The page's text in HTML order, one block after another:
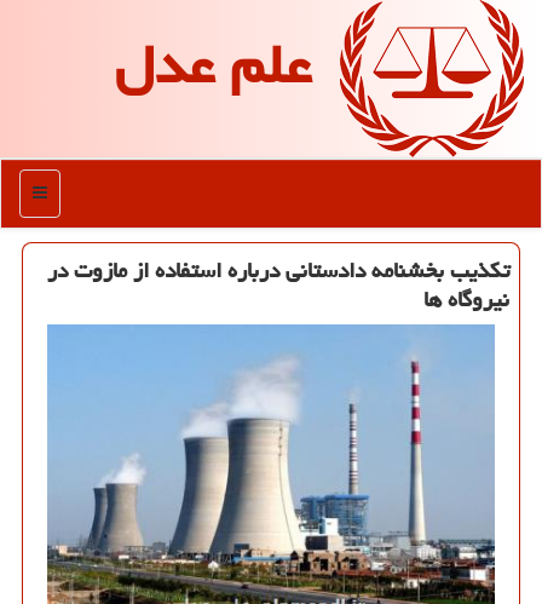
علم عدل
منو
تكذیب بخشنامه دادستانی درباره استفاده از مازوت در
نیروگاه ها